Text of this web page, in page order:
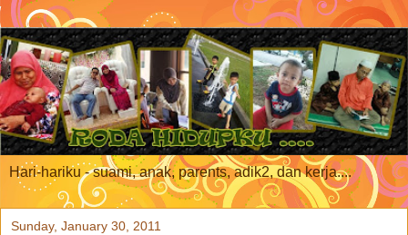
Hari-hariku - suami, anak, parents, adik2, dan kerja....
Sunday, January 30, 2011